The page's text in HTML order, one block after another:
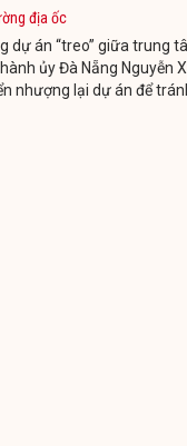
địa ốc
dự án “treo” giữa trung
ủy Đà Nẵng Nguyễn
nhượng lại dự án để